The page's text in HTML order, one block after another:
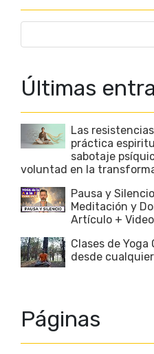
Últimas
Las
práctica
sabotaje
voluntad en la
Pausa y
Meditación y
Artículo + Video
Clases de Yoga
desde
Páginas